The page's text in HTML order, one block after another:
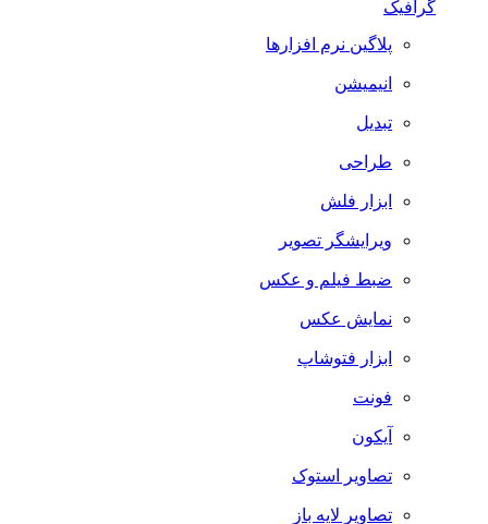
گرافیک
پلاگین نرم افزارها
انیمیشن
تبدیل
طراحی
ابزار فلش
ویرایشگر تصویر
ضبط فيلم و عكس
نمایش عکس
ابزار فتوشاپ
فونت
آیکون
تصاویر استوک
تصاویر لایه باز